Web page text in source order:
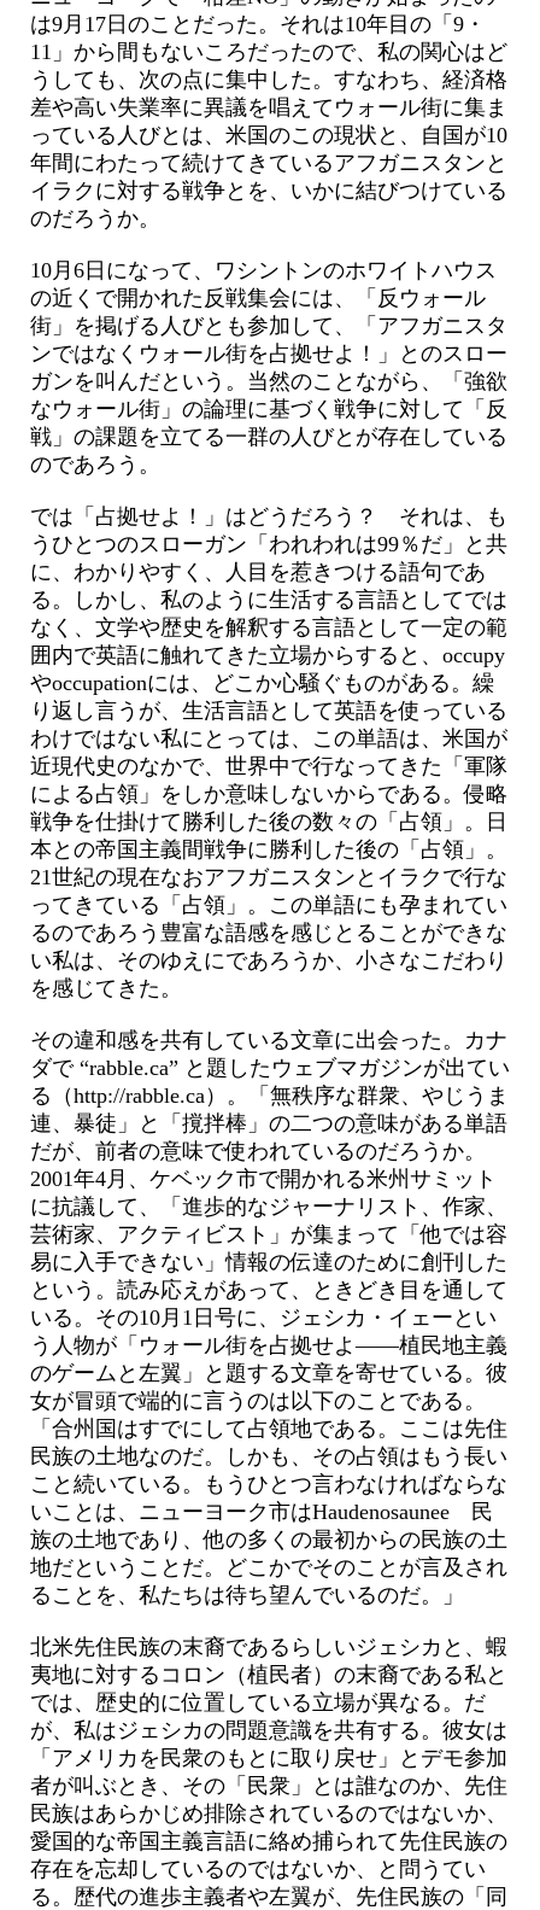
は9月17日のことだった。それは10年目の「9・
11」から間もないころだったので、私の関心はど
うしても、次の点に集中した。すなわち、経済格
差や高い失業率に異議を唱えてウォール街に集ま
っている人びとは、米国のこの現状と、自国が10
年間にわたって続けてきているアフガニスタンと
イラクに対する戦争とを、いかに結びつけている
のだろうか。
10月6日になって、ワシントンのホワイトハウス
の近くで開かれた反戦集会には、「反ウォール
街」を掲げる人びとも参加して、「アフガニスタ
ンではなくウォール街を占拠せよ！」とのスロー
ガンを叫んだという。当然のことながら、「強欲
なウォール街」の論理に基づく戦争に対して「反
戦」の課題を立てる一群の人びとが存在している
のであろう。
では「占拠せよ！」はどうだろう？ それは、も
うひとつのスローガン「われわれは99％だ」と共
に、わかりやすく、人目を惹きつける語句であ
る。しかし、私のように生活する言語としてでは
なく、文学や歴史を解釈する言語として一定の範
囲内で英語に触れてきた立場からすると、occupy
やoccupationには、どこか心騒ぐものがある。繰
り返し言うが、生活言語として英語を使っている
わけではない私にとっては、この単語は、米国が
近現代史のなかで、世界中で行なってきた「軍隊
による占領」をしか意味しないからである。侵略
戦争を仕掛けて勝利した後の数々の「占領」。日
本との帝国主義間戦争に勝利した後の「占領」。
21世紀の現在なおアフガニスタンとイラクで行な
ってきている「占領」。この単語にも孕まれてい
るのであろう豊富な語感を感じとることができな
い私は、そのゆえにであろうか、小さなこだわり
を感じてきた。
その違和感を共有している文章に出会った。カナ
ダで “rabble.ca” と題したウェブマガジンが出てい
る（http://rabble.ca）。「無秩序な群衆、やじうま
連、暴徒」と「撹拌棒」の二つの意味がある単語
だが、前者の意味で使われているのだろうか。
2001年4月、ケベック市で開かれる米州サミット
に抗議して、「進歩的なジャーナリスト、作家、
芸術家、アクティビスト」が集まって「他では容
易に入手できない」情報の伝達のために創刊した
という。読み応えがあって、ときどき目を通して
いる。その10月1日号に、ジェシカ・イェーとい
う人物が「ウォール街を占拠せよ――植民地主義
のゲームと左翼」と題する文章を寄せている。彼
女が冒頭で端的に言うのは以下のことである。
「合州国はすでにして占領地である。ここは先住
民族の土地なのだ。しかも、その占領はもう長い
こと続いている。もうひとつ言わなければならな
いことは、ニューヨーク市はHaudenosaunee 民
族の土地であり、他の多くの最初からの民族の土
地だということだ。どこかでそのことが言及され
ることを、私たちは待ち望んでいるのだ。」
北米先住民族の末裔であるらしいジェシカと、蝦
夷地に対するコロン（植民者）の末裔である私と
では、歴史的に位置している立場が異なる。だ
が、私はジェシカの問題意識を共有する。彼女は
「アメリカを民衆のもとに取り戻せ」とデモ参加
者が叫ぶとき、その「民衆」とは誰なのか、先住
民族はあらかじめ排除されているのではないか、
愛国的な帝国主義言語に絡め捕られて先住民族の
存在を忘却しているのではないか、と問うてい
る。歴代の進歩主義者や左翼が、先住民族の「同